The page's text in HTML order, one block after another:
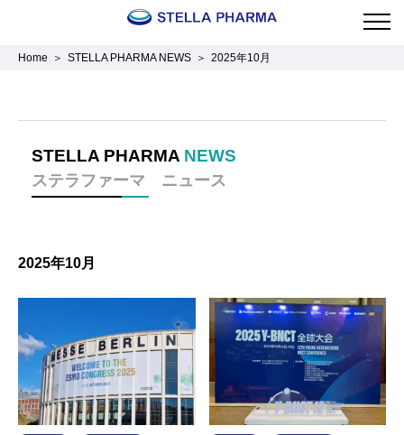
Home STELLA PHARMA NEWS 2025年10月
STELLA PHARMA NEWS
ステラファーマ ニュース
2025年10月